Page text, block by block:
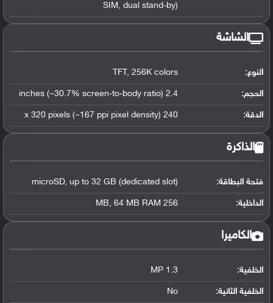
SIM, dual stand-by)
الشاشة
النوع: TFT, 256K colors
الحجم: 2.4 inches (~30.7% screen-to-body ratio)
الدقة: 240 x 320 pixels (~167 ppi pixel density)
الذاكرة
فتحة البطاقة: microSD, up to 32 GB (dedicated slot)
الداخلية: 256 MB, 64 MB RAM
الكاميرا
الخلفية: 1.3 MP
الخلفية الثانية: No